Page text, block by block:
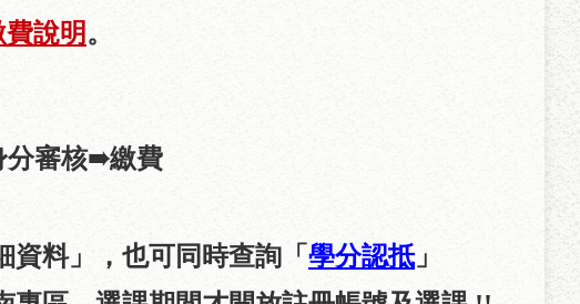
費說明 。
分審核➠繳費
資料」 ，也可同時查詢「 學分認抵」